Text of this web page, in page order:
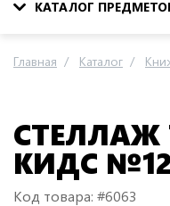
КАТАЛОГ
Главная Каталог
СТЕЛЛАЖ
КИДС №12
Код товара: #6063